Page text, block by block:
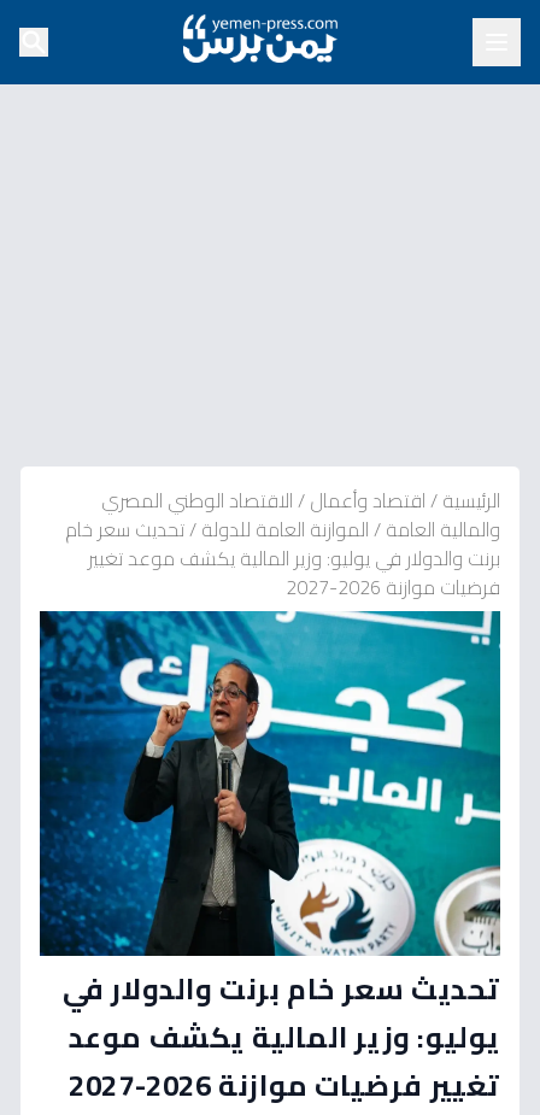
الرئيسية/اقتصاد وأعمال/الاقتصاد الوطني المصري
والمالية العامة/الموازنة العامة للدولة/تحديث سعر خام
برنت والدولار في يوليو: وزير المالية يكشف موعد تغيير
فرضيات موازنة 2026-2027
تحديث سعر خام برنت والدولار في
يوليو: وزير المالية يكشف موعد
تغيير فرضيات موازنة 2026-2027